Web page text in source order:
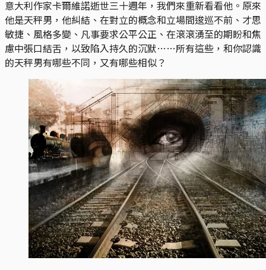
意大利作家卡爾維諾逝世三十週年，我們來重新看看他。原來
他是天秤男，他糾結、在對立的概念和立場間逡巡不前、才思
敏捷、風格多變、凡事要求公平公正、在滾滾湧至的期盼和焦
慮中張口結舌，以致陷入持久的沉默……所有這些，和你認識
的天秤男有哪些不同，又有哪些相似？